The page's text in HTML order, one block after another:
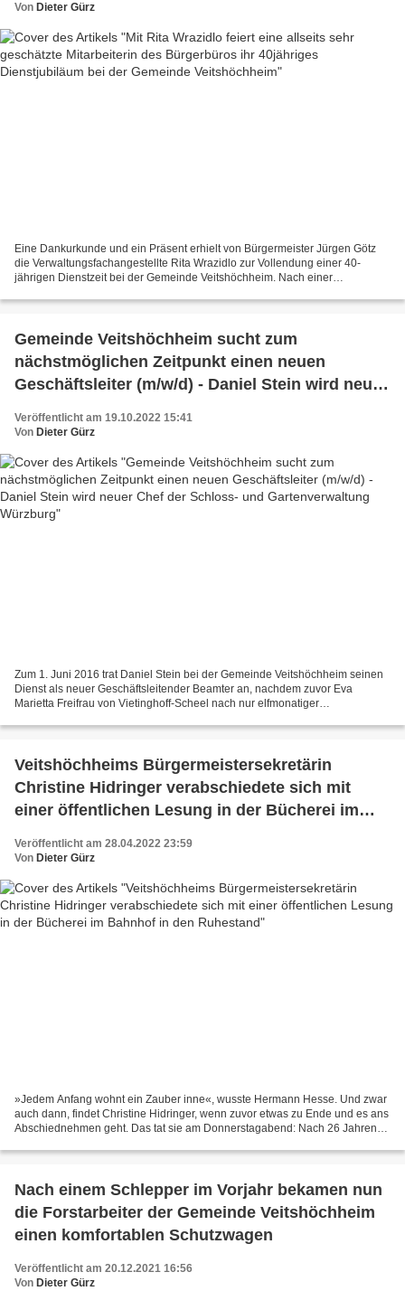
Von Dieter Gürz
Eine Dankurkunde und ein Präsent erhielt von Bürgermeister Jürgen Götz
die Verwaltungsfachangestellte Rita Wrazidlo zur Vollendung einer 40-
jährigen Dienstzeit bei der Gemeinde Veitshöchheim. Nach einer
Gemeinde Veitshöchheim sucht zum
nächstmöglichen Zeitpunkt einen neuen
Geschäftsleiter (m/w/d) - Daniel Stein wird neuer
Würzburg
Veröffentlicht am 19.10.2022 15:41
Von Dieter Gürz
Zum 1. Juni 2016 trat Daniel Stein bei der Gemeinde Veitshöchheim seinen
Dienst als neuer Geschäftsleitender Beamter an, nachdem zuvor Eva
Marietta Freifrau von Vietinghoff-Scheel nach nur elfmonatiger
Veitshöchheims Bürgermeistersekretärin
Christine Hidringer verabschiedete sich mit
einer öffentlichen Lesung in der Bücherei im
Veröffentlicht am 28.04.2022 23:59
Von Dieter Gürz
»Jedem Anfang wohnt ein Zauber inne«, wusste Hermann Hesse. Und zwar
auch dann, findet Christine Hidringer, wenn zuvor etwas zu Ende und es ans
Abschiednehmen geht. Das tat sie am Donnerstagabend: Nach 26 Jahren
Nach einem Schlepper im Vorjahr bekamen nun
die Forstarbeiter der Gemeinde Veitshöchheim
einen komfortablen Schutzwagen
Veröffentlicht am 20.12.2021 16:56
Von Dieter Gürz